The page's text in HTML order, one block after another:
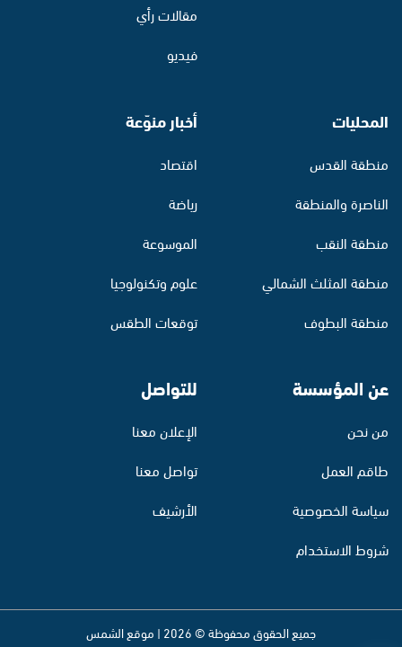
مقالات رأي
فيديو
المحليات
منطقة القدس
الناصرة والمنطقة
منطقة النقب
منطقة المثلث الشمالي
منطقة البطوف
أخبار منوّعة
اقتصاد
رياضة
الموسوعة
علوم وتكنولوجيا
توقعات الطقس
عن المؤسسة
من نحن
طاقم العمل
سياسة الخصوصية
شروط الاستخدام
للتواصل
الإعلان معنا
تواصل معنا
الأرشيف
جميع الحقوق محفوظة © 2026 | موقع الشمس